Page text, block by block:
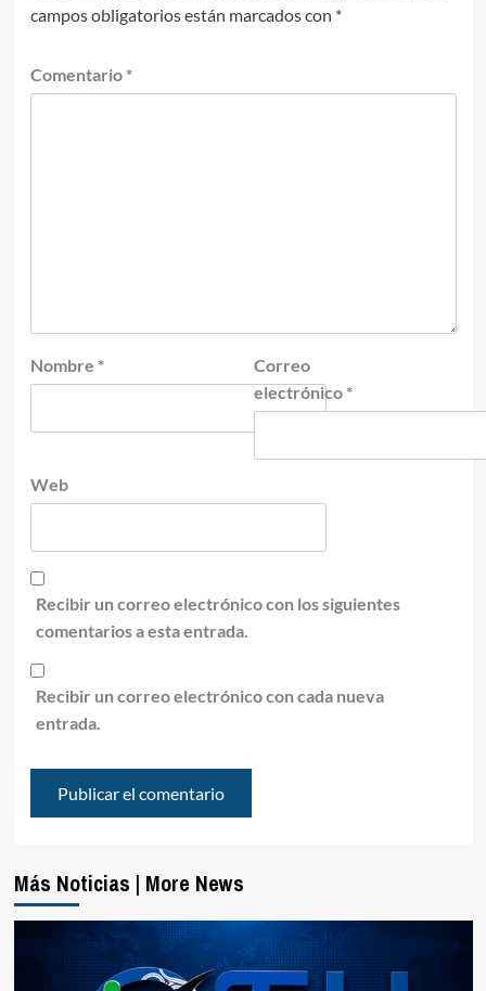
campos obligatorios están marcados con *
Comentario *
Nombre *
Correo
electrónico *
Web
Recibir un correo electrónico con los siguientes
comentarios a esta entrada.
Recibir un correo electrónico con cada nueva
entrada.
Más Noticias | More News